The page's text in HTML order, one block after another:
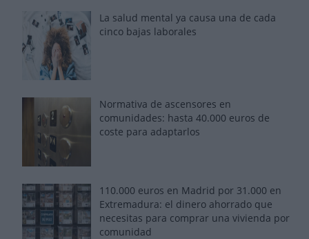
La salud mental ya causa una de cada
cinco bajas laborales
Normativa de ascensores en
comunidades: hasta 40.000 euros de
coste para adaptarlos
110.000 euros en Madrid por 31.000 en
Extremadura: el dinero ahorrado que
necesitas para comprar una vivienda por
comunidad